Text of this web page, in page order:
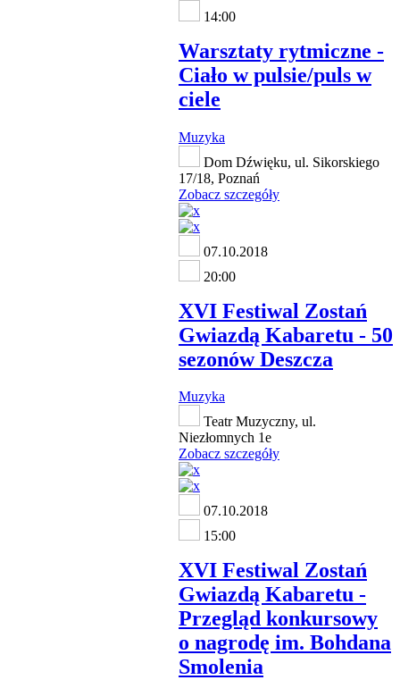
14:00
Warsztaty rytmiczne -
Ciało w pulsie/puls w
ciele
Muzyka
Dom Dźwięku, ul. Sikorskiego
17/18, Poznań
Zobacz szczegóły
07.10.2018
20:00
XVI Festiwal Zostań
Gwiazdą Kabaretu - 50
sezonów Deszcza
Muzyka
Teatr Muzyczny, ul.
Niezłomnych 1e
Zobacz szczegóły
07.10.2018
15:00
XVI Festiwal Zostań
Gwiazdą Kabaretu -
Przegląd konkursowy
o nagrodę im. Bohdana
Smolenia